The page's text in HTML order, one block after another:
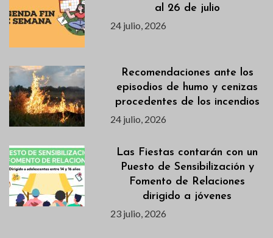
al 26 de julio
24 julio, 2026
Recomendaciones ante los
episodios de humo y cenizas
procedentes de los incendios
24 julio, 2026
Las Fiestas contarán con un
Puesto de Sensibilización y
Fomento de Relaciones
dirigido a jóvenes
23 julio, 2026